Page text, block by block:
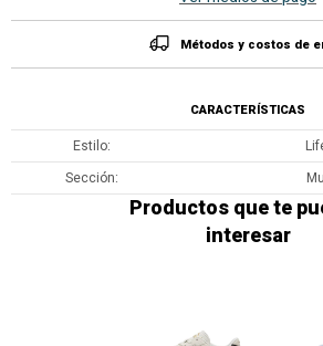
Métodos y costos de
CARACTERÍSTICAS
Estilo
Sección
Productos que te
interesar